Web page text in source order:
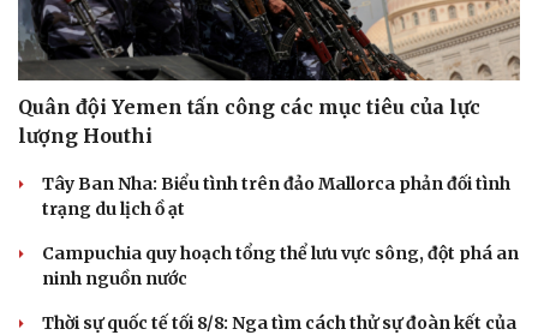
Quân đội Yemen tấn công các mục tiêu của lực
lượng Houthi
Tây Ban Nha: Biểu tình trên đảo Mallorca phản đối tình
trạng du lịch ồ ạt
Campuchia quy hoạch tổng thể lưu vực sông, đột phá an
ninh nguồn nước
Thời sự quốc tế tối 8/8: Nga tìm cách thử sự đoàn kết của